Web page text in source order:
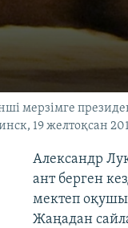
мерзімге
19 желтоқсан
Александр
ант берген
мектеп
Жаңадан